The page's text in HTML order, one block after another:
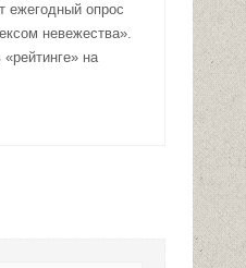
ежегодный опрос
невежества».
на